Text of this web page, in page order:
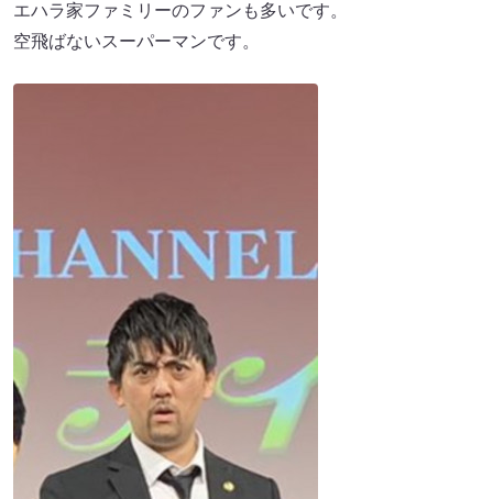
エハラ家ファミリーのファンも多いです。
空飛ばないスーパーマンです。